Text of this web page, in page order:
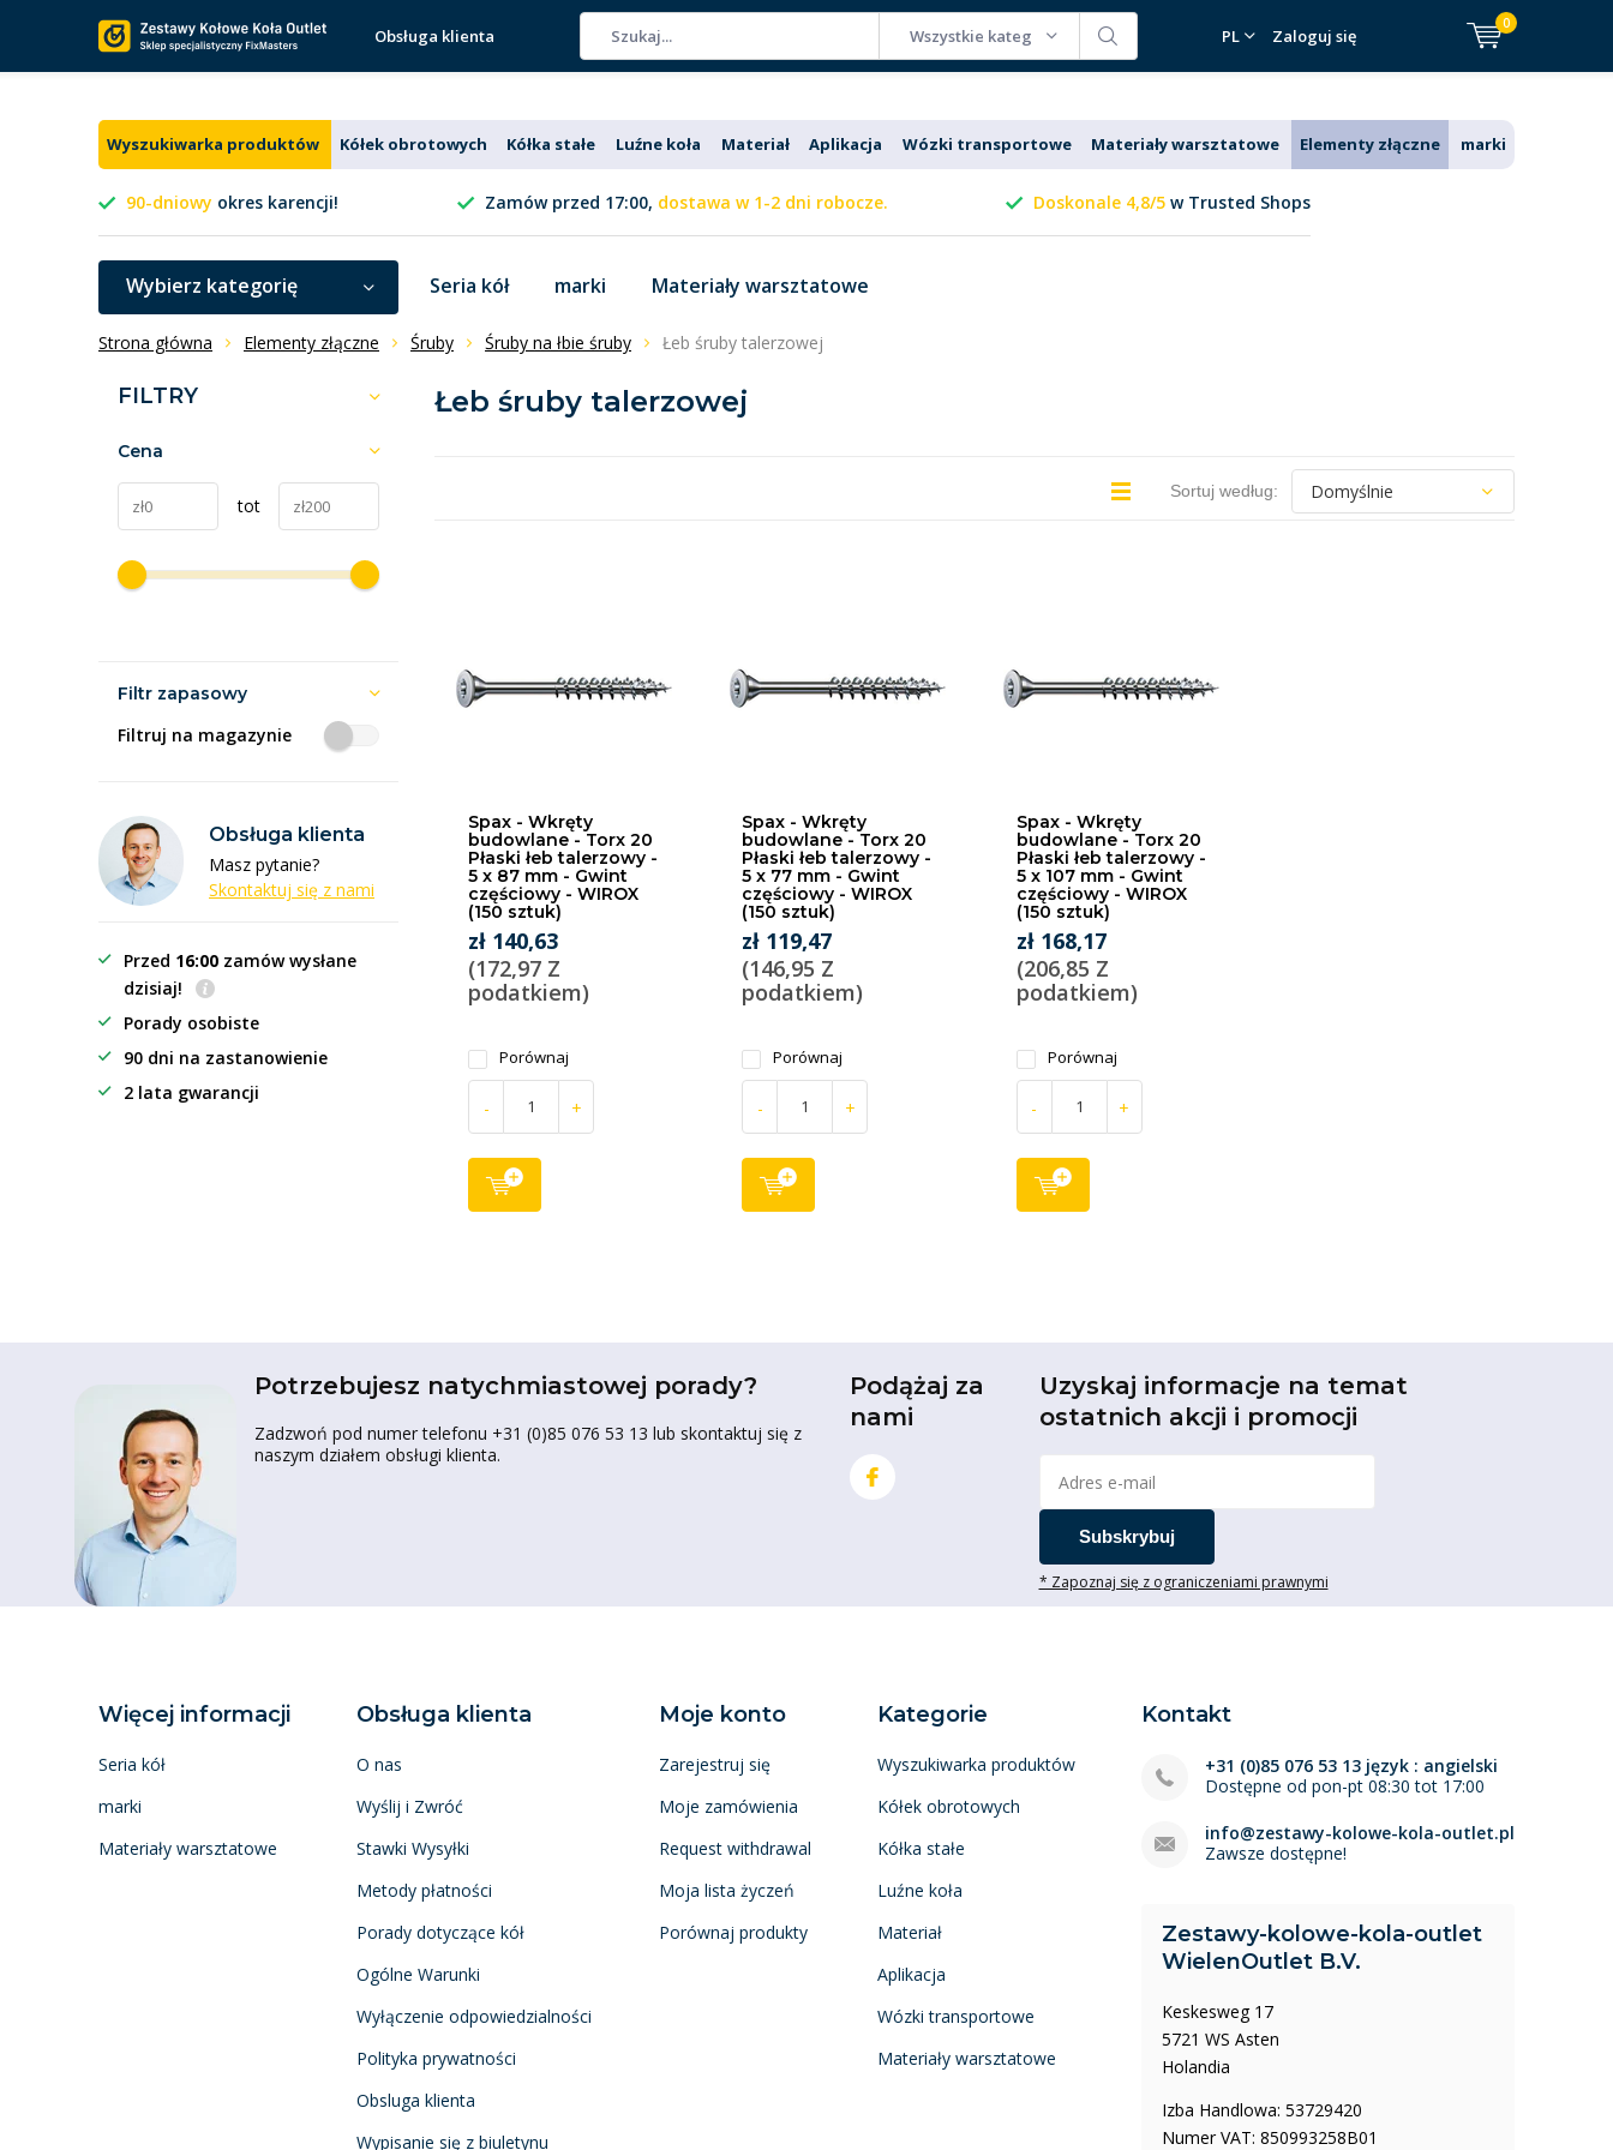
Obsługa klienta Wszystkie kategorie PL Zaloguj się
0
Wyszukiwarka produktów Kółek obrotowych Kółka stałe Luźne koła Materiał Aplikacja Wózki transportowe Materiały warsztatowe Elementy złączne marki
90-dniowy okres karencji! Zamów przed 17:00, dostawa w 1-2 dni robocze. Doskonale 4,8/5 w Trusted Shops
Wybierz kategorię Seria kół marki Materiały warsztatowe
Strona główna Elementy złączne Śruby Śruby na łbie śruby Łeb śruby talerzowej
Łeb śruby talerzowej
Sortuj według:
Spax - Wkręty
budowlane - Torx 20
Płaski łeb talerzowy -
5 x 87 mm - Gwint
częściowy - WIROX
(150 sztuk)
zł 140,63
(172,97 Z
podatkiem)
Porównaj
- +
Spax - Wkręty
budowlane - Torx 20
Płaski łeb talerzowy -
5 x 77 mm - Gwint
częściowy - WIROX
(150 sztuk)
zł 119,47
(146,95 Z
podatkiem)
Porównaj
- +
Spax - Wkręty
budowlane - Torx 20
Płaski łeb talerzowy -
5 x 107 mm - Gwint
częściowy - WIROX
(150 sztuk)
zł 168,17
(206,85 Z
podatkiem)
Porównaj
- +
FILTRY
Cena
tot
Filtr zapasowy
Filtruj na magazynie
Obsługa klienta
Masz pytanie?
Skontaktuj się z nami
Przed 16:00 zamów wysłane
dzisiaj!
Porady osobiste
90 dni na zastanowienie
2 lata gwarancji
Potrzebujesz natychmiastowej porady?
Zadzwoń pod numer telefonu +31 (0)85 076 53 13 lub skontaktuj się z
naszym działem obsługi klienta.
Podążaj za
nami
Uzyskaj informacje na temat
ostatnich akcji i promocji
Subskrybuj
* Zapoznaj się z ograniczeniami prawnymi
Więcej informacji
Seria kół
marki
Materiały warsztatowe
Obsługa klienta
O nas
Wyślij i Zwróć
Stawki Wysyłki
Metody płatności
Porady dotyczące kół
Ogólne Warunki
Wyłączenie odpowiedzialności
Polityka prywatności
Obsluga klienta
Wypisanie się z biuletynu
Moje konto
Zarejestruj się
Moje zamówienia
Request withdrawal
Moja lista życzeń
Porównaj produkty
Kategorie
Wyszukiwarka produktów
Kółek obrotowych
Kółka stałe
Luźne koła
Materiał
Aplikacja
Wózki transportowe
Materiały warsztatowe
Kontakt
+31 (0)85 076 53 13 język : angielski
Dostępne od pon-pt 08:30 tot 17:00
info@zestawy-kolowe-kola-outlet.pl
Zawsze dostępne!
Zestawy-kolowe-kola-outlet
WielenOutlet B.V.
Keskesweg 17
5721 WS Asten
Holandia
Izba Handlowa: 53729420
Numer VAT: 850993258B01